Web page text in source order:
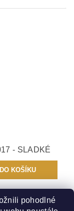
- SLADKÉ
pohodlné